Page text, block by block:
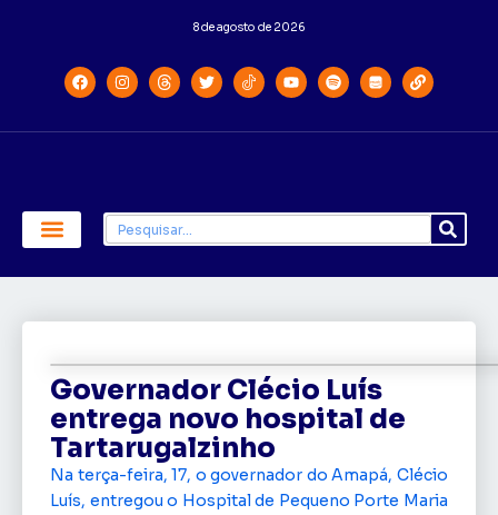
8 de agosto de 2026
Governador Clécio Luís
entrega novo hospital de
Tartarugalzinho
Na terça-feira, 17, o governador do Amapá, Clécio
Luís, entregou o Hospital de Pequeno Porte Maria